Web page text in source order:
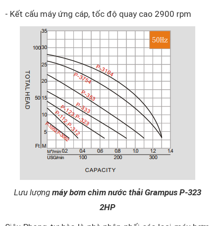
- Kết cấu máy ứng cáp, tốc độ quay cao 2900 rpm
Lưu lượng máy bơm chìm nước thải Grampus P-323
2HP